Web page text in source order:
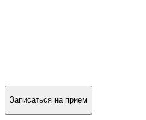
Записаться на прием